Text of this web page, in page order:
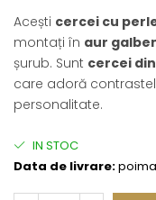
Acești cercei cu
montați în aur
șurub. Sunt cercei
care adoră
personalitate.
IN STOC
Data de livrare: